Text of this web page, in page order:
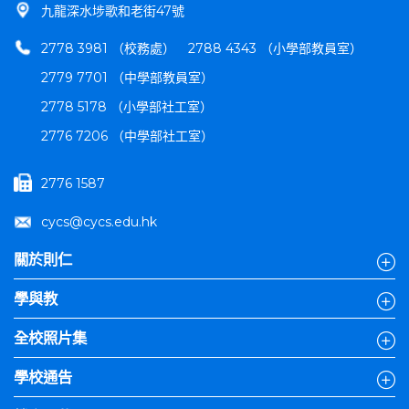
九龍深水埗歌和老街47號
2778 3981 （校務處）
2788 4343 （小學部教員室）
2779 7701 （中學部教員室）
2778 5178 （小學部社工室）
2776 7206 （中學部社工室）
2776 1587
cycs@cycs.edu.hk
關於則仁
學與教
全校照片集
學校通告